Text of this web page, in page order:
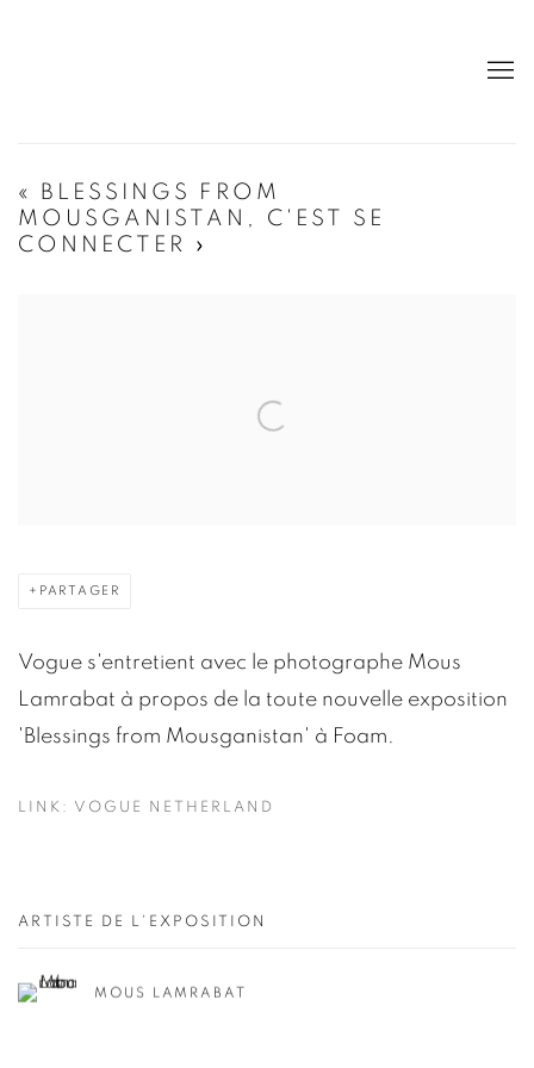
« BLESSINGS FROM
MOUSGANISTAN, C'EST SE
CONNECTER »
PARTAGER
Vogue s'entretient avec le photographe Mous
Lamrabat à propos de la toute nouvelle exposition
'Blessings from Mousganistan' à Foam.
LINK: VOGUE NETHERLAND
ARTISTE DE L'EXPOSITION
MOUS LAMRABAT